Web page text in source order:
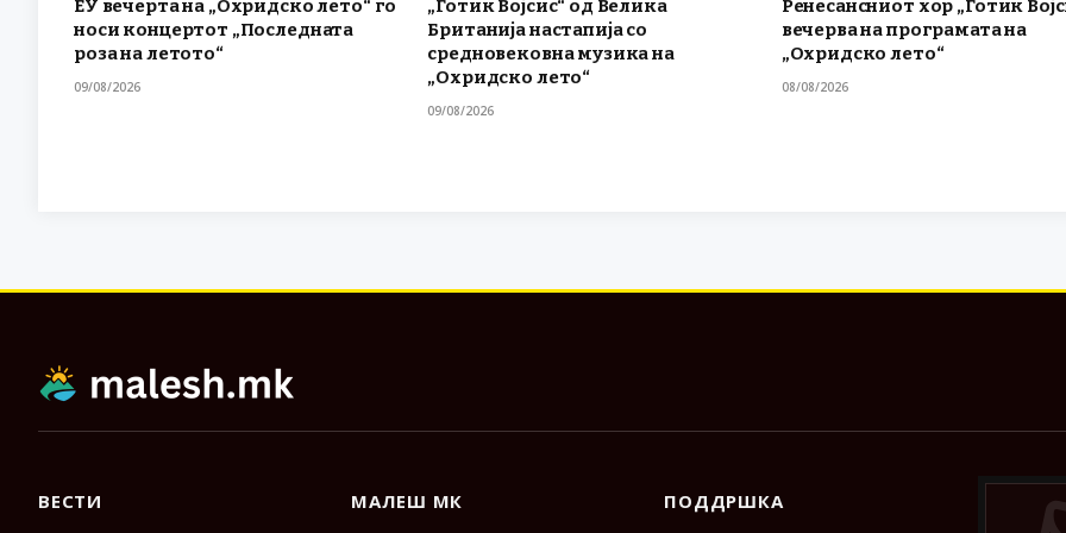
ЕУ вечерта на „Охридско лето“ го
носи концертот „Последната
роза на летото“
09/08/2026
„Готик Војсис“ од Велика
Британија настапија со
средновековна музика на
„Охридско лето“
09/08/2026
Ренесансниот хор „Готик
вечерва на програмата на
„Охридско лето“
08/08/2026
ВЕСТИ МАЛЕШ МК ПОДДРШКА